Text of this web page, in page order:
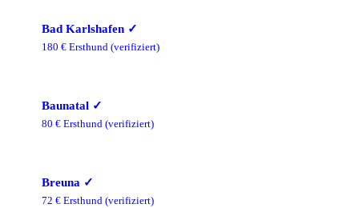
Bad Karlshafen ✓
180 € Ersthund (verifiziert)
Baunatal ✓
80 € Ersthund (verifiziert)
Breuna ✓
72 € Ersthund (verifiziert)